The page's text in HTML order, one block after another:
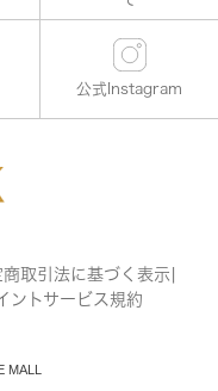
公式Instagram
商取引法に基づく表示
ントサービス規約
MALL